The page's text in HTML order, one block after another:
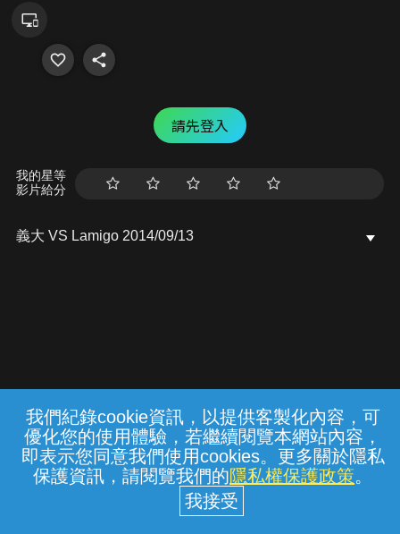
我們紀錄cookie資訊，以提供客製化內容，可
優化您的使用體驗，若繼續閱覽本網站內容，
即表示您同意我們使用cookies。更多關於隱私
保護資訊，請閱覽我們的隱私權保護政策。
請先登入
我的星等
影片給分
義大 VS Lamigo 2014/09/13
常見問題 線上客服 服務條款 隱私權保護
中華電信股份有限公司個人家庭分公司
(統一編號：96979949) © 2026
{{notifyMsg}}